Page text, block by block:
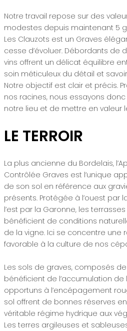
Notre travail repose sur des
modestes depuis maintenant 5
Les Clauzots est un Graves
cesse d’évoluer. Débordants de
vins offrent un délicat équilibre
soin méticuleux du détail et
Notre objectif est clair et précis.
nos racines, nous essayons
notre lieu et de mettre en valeur
LE TERROIR
La plus ancienne du Bordelais,
Contrôlée Graves est l’unique
de son sol en référence aux
présents. Protégée à l’ouest par
l’est par la Garonne, les
bénéficient de conditions
de la vigne. Ici se concentre une
favorable à la culture de nos
Les sols de graves, composés
bénéficient de l’accumulation de
opportuns à l’encépagement
sol offrent de bonnes réserves
véritable régime hydrique aux
Les terres argileuses et